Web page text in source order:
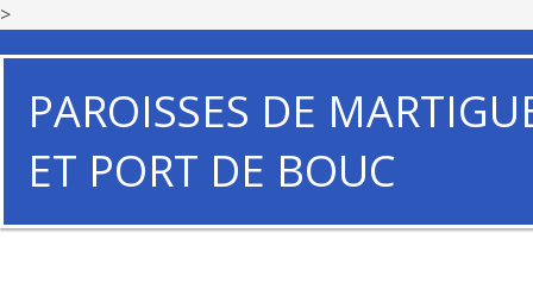
>
PAROISSES DE
ET PORT DE BOUC